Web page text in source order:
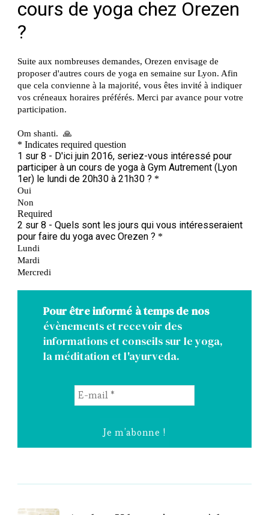
Pour être informé à temps de nos
évènements et recevoir des
informations et conseils sur le yoga,
la méditation et l'ayurveda.
*